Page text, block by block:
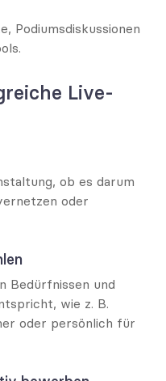
Podiumsdiskussionen
Live-
ob es darum
oder
Bedürfnissen und
wie z. B.
oder persönlich für